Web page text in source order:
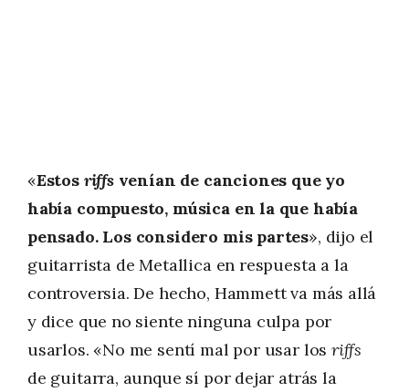
«Estos riffsvenían de canciones que yo
había compuesto, música en la que había
pensado. Los considero mis partes», dijo el
guitarrista de Metallica en respuesta a la
controversia. De hecho, Hammett va más allá
y dice que no siente ninguna culpa por
usarlos. «No me sentí mal por usar los riffs
de guitarra, aunque sí por dejar atrás la